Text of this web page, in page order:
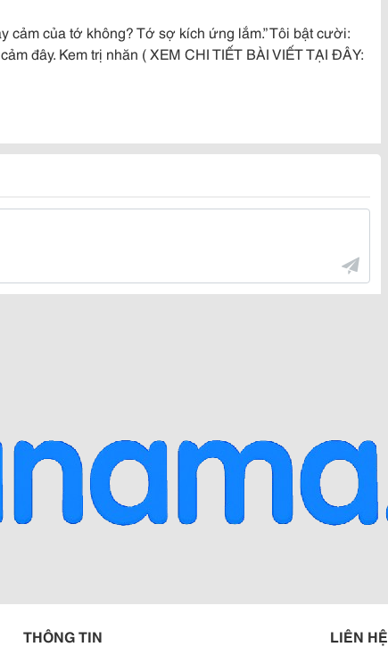
cảm của tớ không? Tớ sợ kích ứng lắm.” Tôi bật cười:
đây. Kem trị nhăn ( XEM CHI TIẾT BÀI VIẾT TẠI ĐÂY:
THÔNG TIN LIÊN HỆ